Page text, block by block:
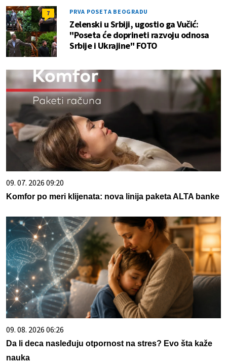
7 PRVA POSETA BEOGRADU
Zelenski u Srbiji, ugostio ga Vučić:
"Poseta će doprineti razvoju odnosa
Srbije i Ukrajine" FOTO
09. 07. 2026 09:20
Komfor po meri klijenata: nova linija paketa ALTA banke
09. 08. 2026 06:26
Da li deca nasleđuju otpornost na stres? Evo šta kaže
nauka